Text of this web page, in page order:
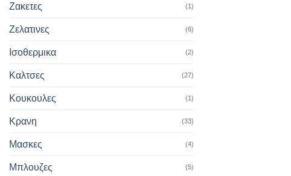
Ζακετες (1)
Ζελατινες (6)
Ισοθερμικα (2)
Καλτσες (27)
Κουκουλες (1)
Κρανη (33)
Μασκες (4)
Μπλουζες (5)